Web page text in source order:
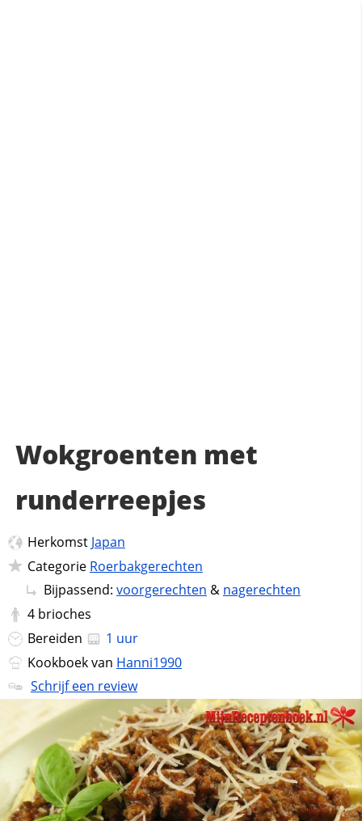
Wokgroenten met
runderreepjes
Herkomst Japan
Categorie Roerbakgerechten
Bijpassend: voorgerechten & nagerechten
4 brioches
Bereiden
1 uur
Kookboek van Hanni1990
Schrijf een review